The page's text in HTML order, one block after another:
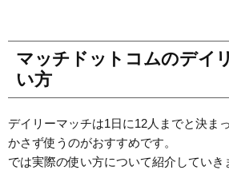
マッチドットコムのデイ
い方
デイリーマッチは1日に12人までと決ま
かさず使うのがおすすめです。
では実際の使い方について紹介していき